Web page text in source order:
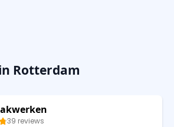
Rotterdam
39 reviews